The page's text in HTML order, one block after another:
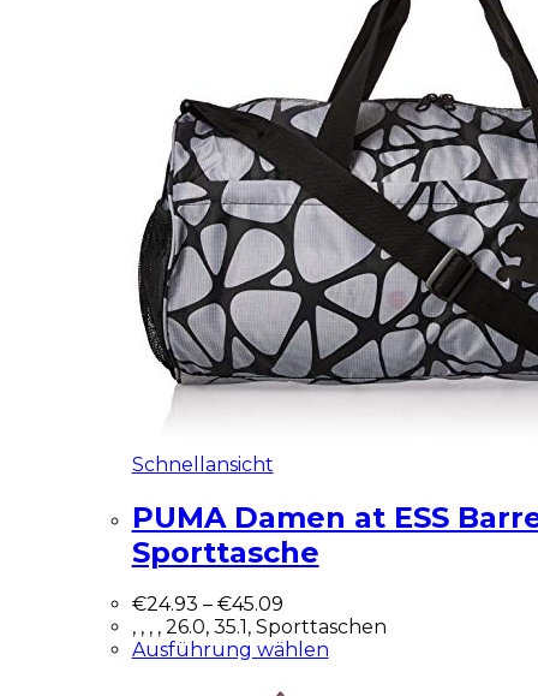
Schnellansicht
PUMA Damen at ESS
Sporttasche
€24.93 – €45.09
, , , , 26.0, 35.1, Sporttaschen
Ausführung wählen